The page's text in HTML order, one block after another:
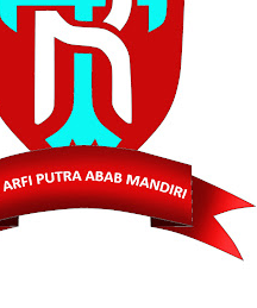
Perangkat BTS di Banyuasin II, Tiga
di Abab, Barang Bukti
Penusukan di Depan Pasar
Dua Unit Telepon Genggam.